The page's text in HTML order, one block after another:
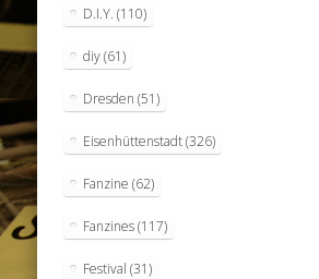
D.I.Y. (110)
diy(61)
Dresden (51)
Eisenhüttenstadt(326)
Fanzine (62)
Fanzines(117)
Festival (31)